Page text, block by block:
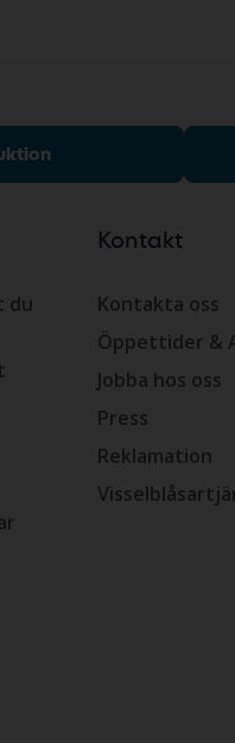
du
Kontakt
Kontakta oss
Öppettider &
Jobba hos oss
Press
Reklamation